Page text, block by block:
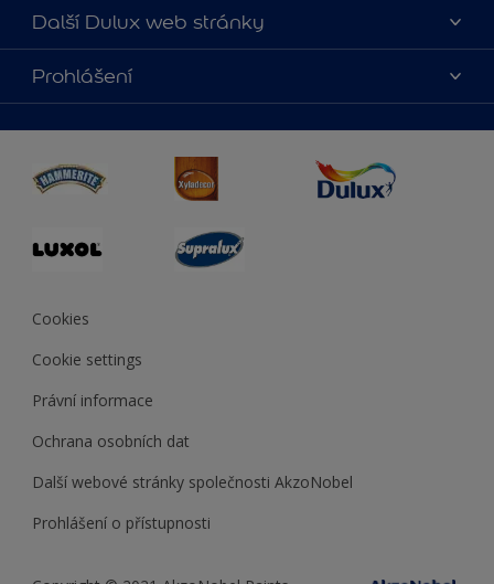
O nás
Kontaktujte nás
Najít obchod
Další Dulux web stránky
duluxmalir.cz
duluxmaliar.sk
duluxprodejnabarev.cz
duluxpredajnafarieb.sk
Prohlášení
Cookies
Cookie settings
Právní informace
Ochrana osobních dat
Další webové stránky společnosti AkzoNobel
Prohlášení o přístupnosti